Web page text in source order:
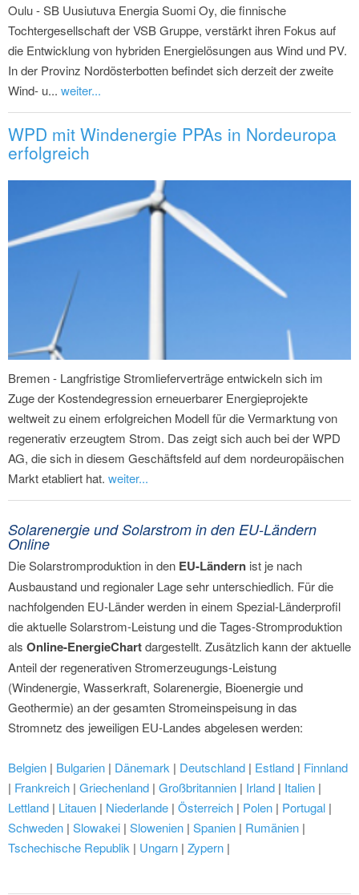
Oulu - SB Uusiutuva Energia Suomi Oy, die finnische
Tochtergesellschaft der VSB Gruppe, verstärkt ihren Fokus auf
die Entwicklung von hybriden Energielösungen aus Wind und PV.
In der Provinz Nordösterbotten befindet sich derzeit der zweite
Wind- u... weiter...
WPD mit Windenergie PPAs in Nordeuropa
erfolgreich
Bremen - Langfristige Stromlieferverträge entwickeln sich im
Zuge der Kostendegression erneuerbarer Energieprojekte
weltweit zu einem erfolgreichen Modell für die Vermarktung von
regenerativ erzeugtem Strom. Das zeigt sich auch bei der WPD
AG, die sich in diesem Geschäftsfeld auf dem nordeuropäischen
Markt etabliert hat. weiter...
Solarenergie und Solarstrom in den EU-Ländern
Online
Die Solarstromproduktion in den EU-Ländern ist je nach
Ausbaustand und regionaler Lage sehr unterschiedlich. Für die
nachfolgenden EU-Länder werden in einem Spezial-Länderprofil
die aktuelle Solarstrom-Leistung und die Tages-Stromproduktion
als Online-EnergieChartdargestellt. Zusätzlich kann der aktuelle
Anteil der regenerativen Stromerzeugungs-Leistung
(Windenergie, Wasserkraft, Solarenergie, Bioenergie und
Geothermie) an der gesamten Stromeinspeisung in das
Stromnetz des jeweiligen EU-Landes abgelesen werden:
Belgien | Bulgarien | Dänemark | Deutschland | Estland | Finnland
| Frankreich | Griechenland | Großbritannien | Irland | Italien |
Lettland | Litauen | Niederlande | Österreich | Polen | Portugal |
Schweden | Slowakei | Slowenien | Spanien | Rumänien |
Tschechische Republik | Ungarn | Zypern |